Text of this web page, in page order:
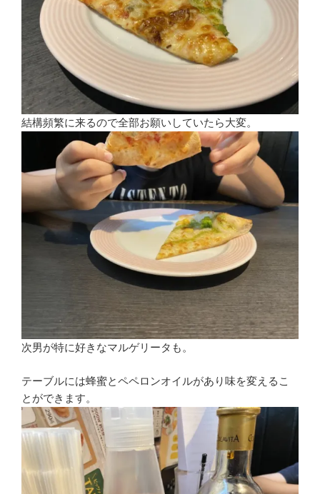
結構頻繁に来るので全部お願いしていたら大変。
次男が特に好きなマルゲリータも。
テーブルには蜂蜜とペペロンオイルがあり味を変えるこ
とができます。